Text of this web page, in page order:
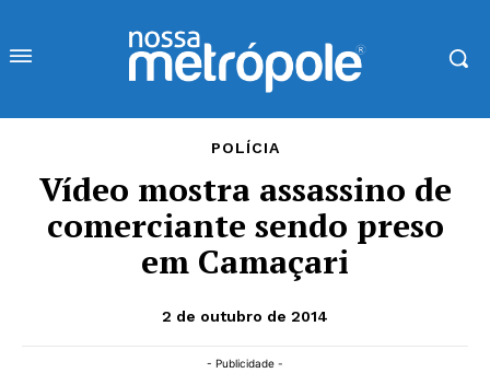
POLÍCIA
Vídeo mostra assassino de
comerciante sendo preso
em Camaçari
2 de outubro de 2014
- Publicidade -